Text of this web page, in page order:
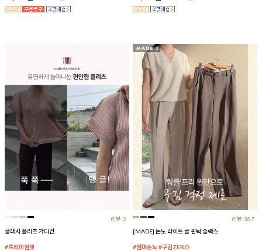
리뷰:2
클래시 플리츠 가디건
#프리미엄핏
리뷰:387
[MADE] 논노 라이트 쿨 핀턱 슬랙스
#썸머논노 #구김ZERO